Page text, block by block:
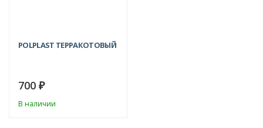
POLPLAST ТЕРРАКОТОВЫЙ
700 ₽
В наличии